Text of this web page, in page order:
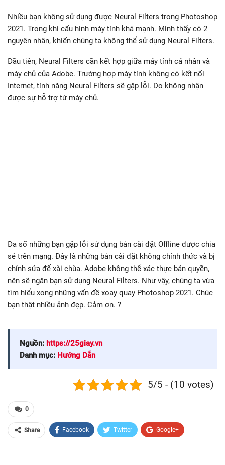
Nhiều bạn không sử dụng được Neural Filters trong Photoshop
2021. Trong khi cấu hình máy tính khá mạnh. Mình thấy có 2
nguyên nhân, khiến chúng ta không thể sử dụng Neural Filters.
Đầu tiên, Neural Filters cần kết hợp giữa máy tính cá nhân và
máy chủ của Adobe. Trường hợp máy tính không có kết nối
Internet, tính năng Neural Filters sẽ gặp lỗi. Do không nhận
được sự hỗ trợ từ máy chủ.
Đa số những bạn gặp lỗi sử dụng bản cài đặt Offline được chia
sẻ trên mạng. Đây là những bản cài đặt không chính thức và bị
chỉnh sửa để xài chùa. Adobe không thể xác thực bản quyền,
nên sẽ ngăn bạn sử dụng Neural Filters. Như vậy, chúng ta vừa
tìm hiểu xong những vấn đề xoay quay Photoshop 2021. Chúc
bạn thật nhiều ảnh đẹp. Cảm ơn. ?
Nguồn: https://25giay.vn
Danh mục: Hướng Dẫn
5/5 - (10 votes)
0
Share Facebook Twitter Google+